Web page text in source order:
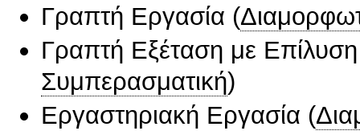
Γραπτή Εργασία (
Γραπτή Εξέταση με
Συμπερασματική)
Εργαστηριακή Εργασία (